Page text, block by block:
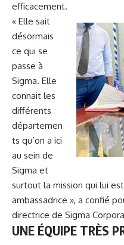
efficacement.
« Elle sait
désormais
ce qui se
passe à
Sigma. Elle
connait les
différents
départemen
ts qu’on a ici
au sein de
Sigma et
surtout la mission qui lui
ambassadrice », a confié
directrice de Sigma
UNE ÉQUIPE TRÈS